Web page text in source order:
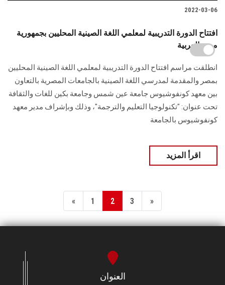
2022-03-06
افتتاح الدورة التدريبية لمعلمي اللغة الصينية المحليين بجمهورية
مصر العربية
انطلقت مراسم افتتاح الدورة التدريبية لمعلمي اللغة الصينية المحليين
بمصر والمقدمة لمدرسي اللغة الصينية بالجامعات المصرية بالتعاون
بين معهد كونفوشيوس جامعة عين شمس وجامعة بكين للغات والثقافة
تحت عنوان: "تكنولوجيا التعليم والترجمة"، وذلك وبإشراف مدير معهد
كونفوشيوس بالجامعة
اقرأ المزيد
« 1 2 3 »
العنوان